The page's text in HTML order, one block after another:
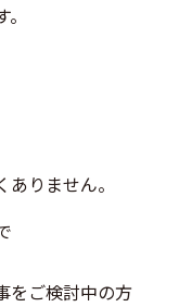
りません。
をご検討中の方